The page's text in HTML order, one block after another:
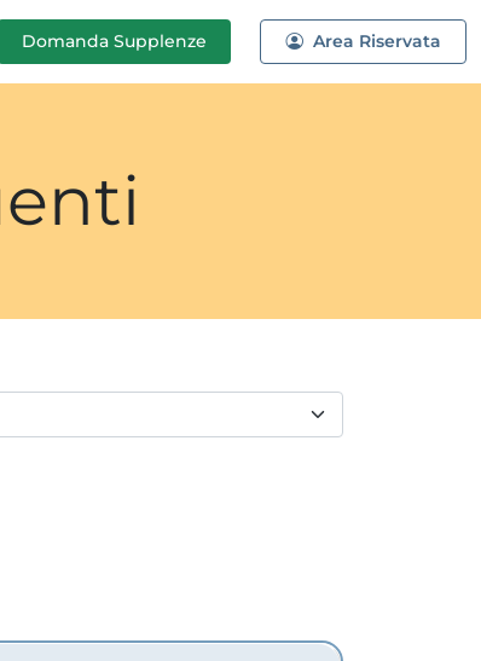
Domanda Supplenze Area Riservata